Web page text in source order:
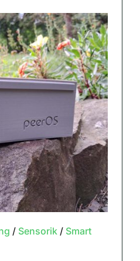
/ Sensorik/ Smart